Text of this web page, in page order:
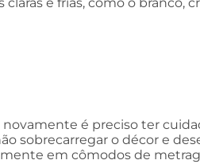
e frias, como o branco,
é preciso ter
sobrecarregar o décor e
em cômodos de